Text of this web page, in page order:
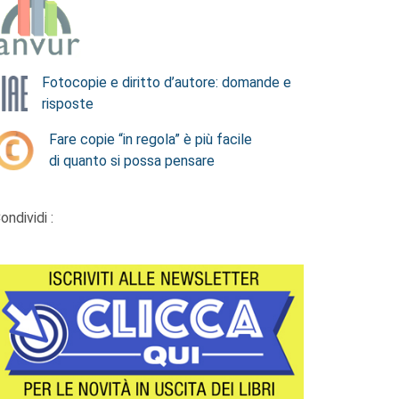
Fotocopie e diritto d’autore: domande e
risposte
Fare copie “in regola” è più facile
di quanto si possa pensare
: